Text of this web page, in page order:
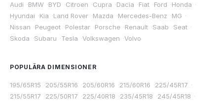
Audi ·BMW ·BYD ·Citroen ·Cupra ·Dacia ·Fiat ·Ford ·Honda ·
Hyundai ·Kia ·Land Rover ·Mazda ·Mercedes-Benz ·MG ·
Nissan ·Peugeot ·Polestar ·Porsche ·Renault ·Saab ·Seat ·
Skoda ·Subaru ·Tesla ·Volkswagen ·Volvo
POPULÄRA DIMENSIONER
195/65R15 ·205/55R16 ·205/60R16 ·215/60R16 ·225/45R17 ·
215/55R17 ·225/50R17 ·225/40R18 ·235/45R18 ·245/45R18 ·